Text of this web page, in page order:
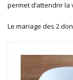
permet d’attendrir la
Le mariage des 2